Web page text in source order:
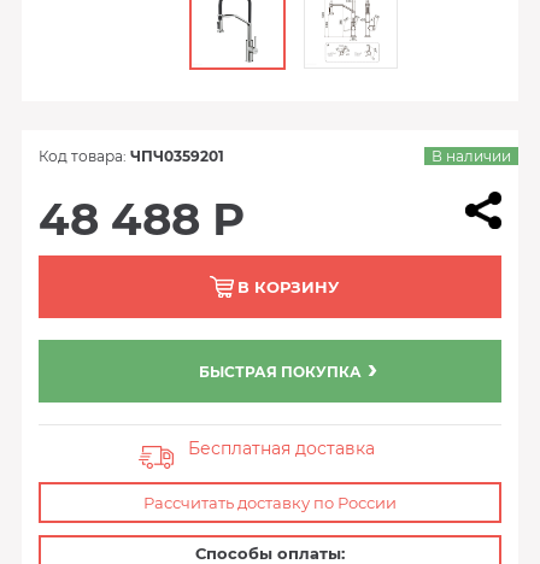
Код товара: ЧПЧ0359201 В наличии
48 488 Р
В КОРЗИНУ
БЫСТРАЯ ПОКУПКА
Бесплатная доставка
Рассчитать доставку по России
Способы оплаты: